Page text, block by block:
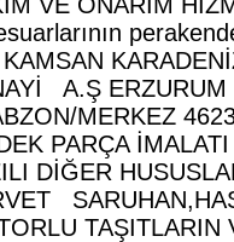
A.Ş
MERKEZ
PARÇA
DİĞER
TAŞITLARIN